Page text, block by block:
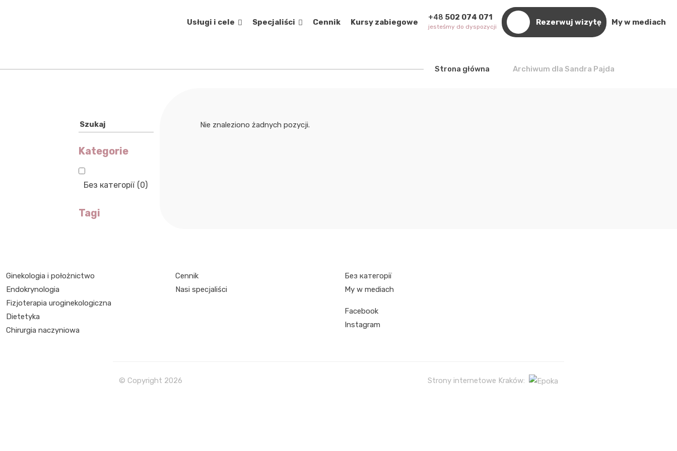
Usługi i cele Specjaliści Cennik Kursy zabiegowe +48 502 074 071
jesteśmy do dyspozycji
Rezerwuj wizytę My w mediach
Strona główna Archiwum dla Sandra Pajda
Szukaj
Kategorie
Без категорії (0)
Tagi
Nie znaleziono żadnych pozycji.
Ginekologia i położnictwo
Endokrynologia
Fizjoterapia uroginekologiczna
Dietetyka
Chirurgia naczyniowa
Cennik
Nasi specjaliści
Без категорії
My w mediach
Facebook
Instagram
© Copyright 2026 Strony internetowe Kraków: